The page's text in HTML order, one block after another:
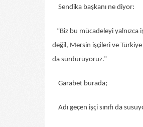
Sendika başkanı ne diyor:
“Biz bu mücadeleyi yalnızca
değil, Mersin işçileri ve Türkiye
da sürdürüyoruz.”
Garabet burada;
Adı geçen işçi sınıfı da